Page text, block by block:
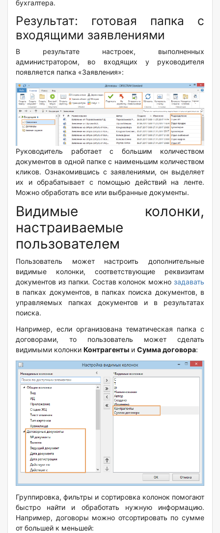
бухгалтера.
Результат: готовая папка с
входящими заявлениями
В результате настроек, выполненных
администратором, во входящих у руководителя
появляется папка «Заявления»:
Руководитель работает с большим количеством
документов в одной папке с наименьшим количеством
кликов. Ознакомившись с заявлениями, он выделяет
их и обрабатывает с помощью действий на ленте.
Можно обработать все или выбранные документы.
Видимые колонки,
настраиваемые
пользователем
Пользователь может настроить дополнительные
видимые колонки, соответствующие реквизитам
документов из папки. Состав колонок можно задавать
в папках документов, в папках поиска документов, в
управляемых папках документов и в результатах
поиска.
Например, если организована тематическая папка с
договорами, то пользователь может сделать
видимыми колонки Контрагенты и Сумма договора:
Группировка, фильтры и сортировка колонок помогают
быстро найти и обработать нужную информацию.
Например, договоры можно отсортировать по сумме
от большей к меньшей: